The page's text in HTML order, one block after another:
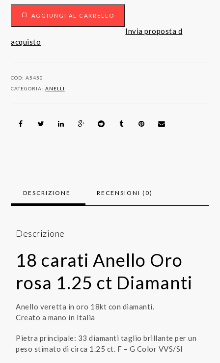
carati
Oro
AGGIUNGI AL CARRELLO
Invia proposta d
acquisto
COD:A5450
CATEGORIA:ANELLI
DESCRIZIONE RECENSIONI (0)
Descrizione
18 carati Anello Oro
rosa 1.25 ct Diamanti
Anello veretta in oro 18kt con diamanti.
Creato a mano in Italia
Pietra principale: 33 diamanti taglio brillante per un
peso stimato di circa 1.25 ct. F – G Color VVS/SI